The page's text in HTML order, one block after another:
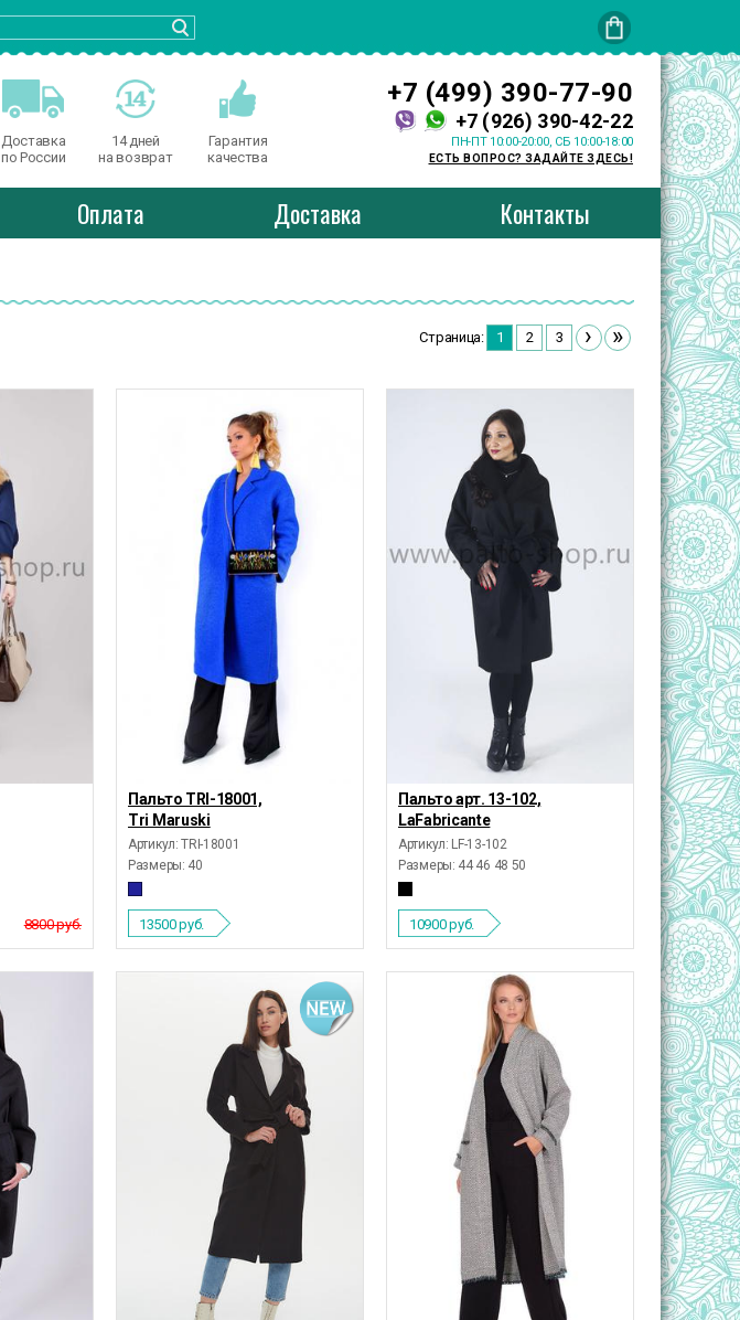
Доставка
по России
14 дней
на возврат
Гарантия
качества
+7 (499) 390-77-90
+7 (926) 390-42-22
ПН-ПТ 10:00-20:00, СБ 10:00-18:00
ЕСТЬ ВОПРОС? ЗАДАЙТЕ ЗДЕСЬ!
Оплата Доставка Контакты
Страница: 1 2 3 › »
8800 руб.
Пальто TRI-18001,
Tri Maruski
Артикул: TRI-18001
Размеры: 40
13500руб.
Пальто арт. 13-102,
LaFabricante
Артикул: LF-13-102
Размеры: 44 46 48 50
10900руб.